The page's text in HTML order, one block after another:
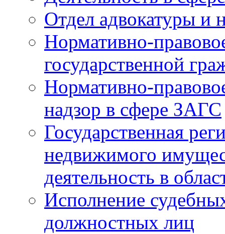
Отдел адвокатуры и
Нормативно-
государственной
Нормативно-
надзор в сфере ЗАГС
Государственная
недвижимого
деятельность в
Исполнение
должностных лиц